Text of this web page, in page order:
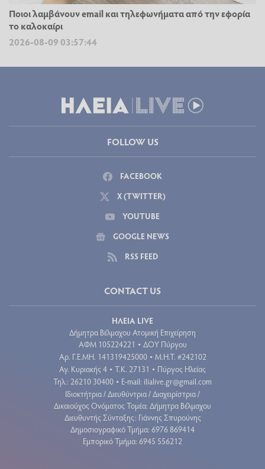
Ποιοι λαμβάνουν email και τηλεφωνήματα από την εφορία
το καλοκαίρι
2026-08-09 03:57:44
FOLLOW US
FACEBOOK
X (TWITTER)
YOUTUBE
GOOGLE NEWS
RSS FEED
CONTACT US
ΗΛΕΙΑ LIVE
Δήμητρα Βέλμαχου Ατομική Επιχείρηση
ΑΦΜ 105224221 • ΔΟΥ Πύργου
Aρ. Γ.Ε.ΜΗ. 141319425000 • Μ.Η.Τ. #242102
Αγ. Κυριακής 4 • Τ.Κ. 27131 • Πύργος Ηλείας
Τηλ.: 26210 30400 • E-mail: ilialive.gr@gmail.com
Ιδιοκτήτρια / Διευθύντρια / Διαχειρίστρια /
Δικαιούχος Ονόματος Τομέα: Δήμητρα Βέλμαχου
Διευθυντής Σύνταξης: Γιάννης Σπυρούνης
Δημοσιογραφικό Τμήμα: 6976 869414
Εμπορικό Τμήμα: 6945 556212